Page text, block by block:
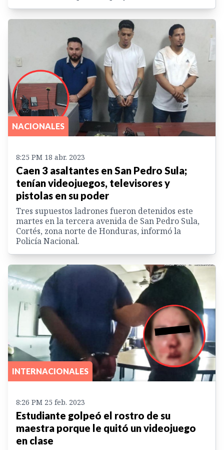
NACIONALES
8:25 PM 18 abr. 2023
Caen 3 asaltantes en San Pedro Sula;
tenían videojuegos, televisores y
pistolas en su poder
Tres supuestos ladrones fueron detenidos este
martes en la tercera avenida de San Pedro Sula,
Cortés, zona norte de Honduras, informó la
Policía Nacional.
INTERNACIONALES
8:26 PM 25 feb. 2023
Estudiante golpeó el rostro de su
maestra porque le quitó un videojuego
en clase